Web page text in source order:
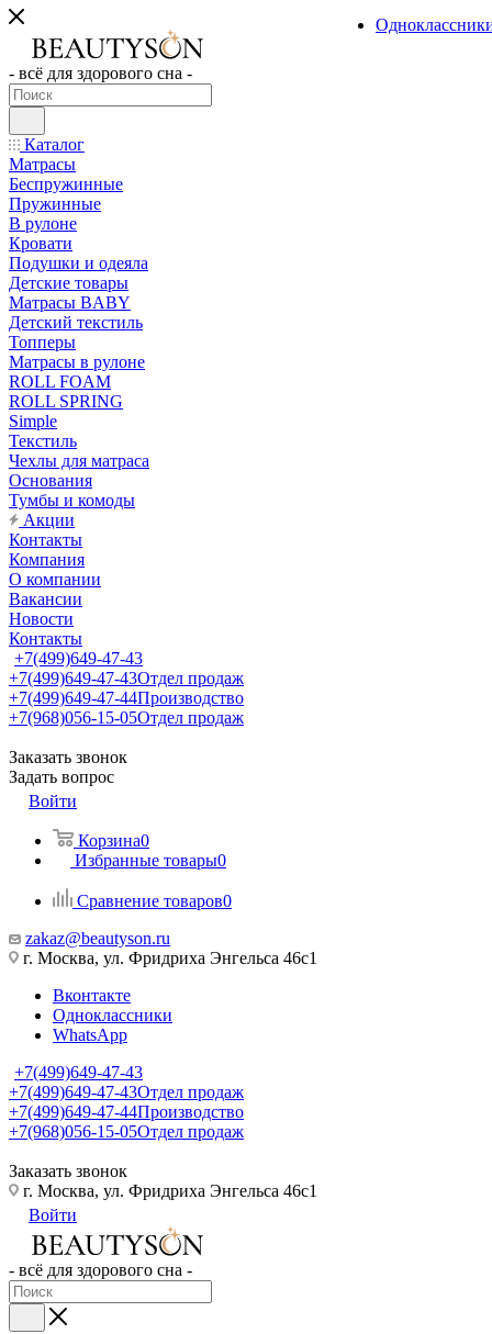
- всё для здорового сна -
Каталог
Матрасы
Беспружинные
Пружинные
В рулоне
Кровати
Подушки и одеяла
Детские товары
Матрасы BABY
Детский текстиль
Топперы
Матрасы в рулоне
ROLL FOAM
ROLL SPRING
Simple
Текстиль
Чехлы для матраса
Основания
Тумбы и комоды
Акции
Контакты
Компания
О компании
Вакансии
Новости
Контакты
+7(499)649-47-43
+7(499)649-47-43Отдел продаж
+7(499)649-47-44Производство
+7(968)056-15-05Отдел продаж
Заказать звонок
Задать вопрос
Войти
Корзина0
Избранные товары0
Сравнение товаров0
zakaz@beautyson.ru
г. Москва, ул. Фридриха Энгельса 46с1
Вконтакте
Одноклассники
WhatsApp
+7(499)649-47-43
+7(499)649-47-43Отдел продаж
+7(499)649-47-44Производство
+7(968)056-15-05Отдел продаж
Заказать звонок
г. Москва, ул. Фридриха Энгельса 46с1
Войти
- всё для здорового сна -